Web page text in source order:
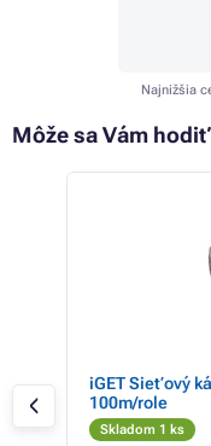
Najnižšia
Môže sa Vám hodiť
iGET Sieťový
100m/role
Skladom 1 ks